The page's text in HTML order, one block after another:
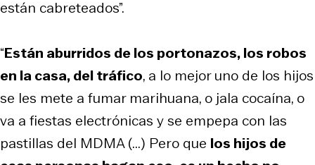
están cabreteados”.
“Están aburridos de los portonazos, los robos
en la casa, del tráfico, a lo mejor uno de los hijos
se les mete a fumar marihuana, o jala cocaína, o
va a fiestas electrónicas y se empepa con las
pastillas del MDMA (...) Pero que los hijos de